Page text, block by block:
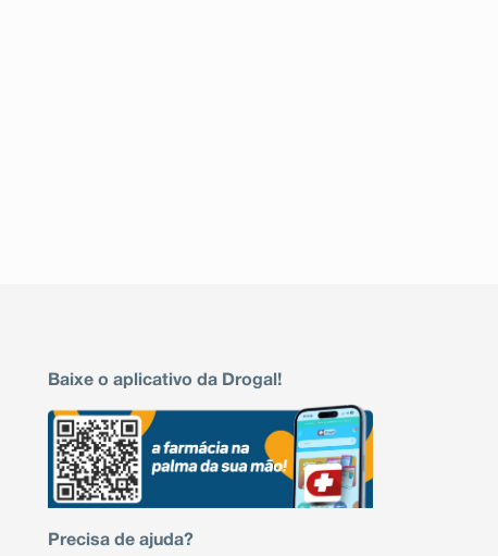
Baixe o aplicativo da Drogal!
Precisa de ajuda?